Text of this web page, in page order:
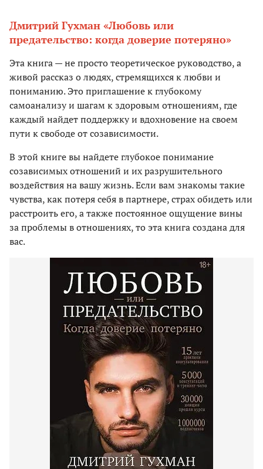
Дмитрий Гухман «Любовь или
предательство: когда доверие потеряно»
Эта книга — не просто теоретическое руководство, а
живой рассказ о людях, стремящихся к любви и
пониманию. Это приглашение к глубокому
самоанализу и шагам к здоровым отношениям, где
каждый найдет поддержку и вдохновение на своем
пути к свободе от созависимости.
В этой книге вы найдете глубокое понимание
созависимых отношений и их разрушительного
воздействия на вашу жизнь. Если вам знакомы такие
чувства, как потеря себя в партнере, страх обидеть или
расстроить его, а также постоянное ощущение вины
за проблемы в отношениях, то эта книга создана для
вас.